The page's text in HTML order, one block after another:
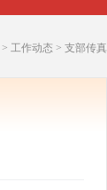
> 工作动态 > 支部传真